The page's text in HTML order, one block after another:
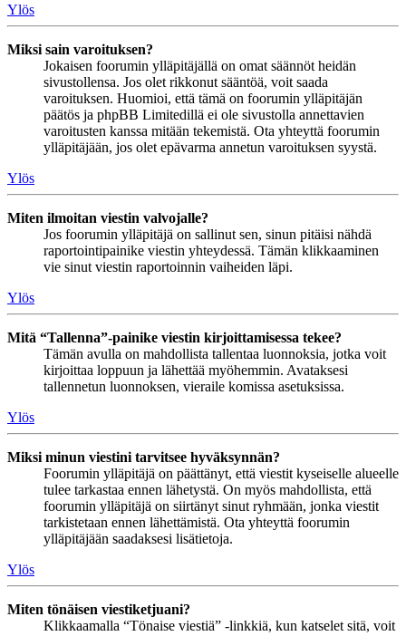
Ylös
Miksi sain varoituksen?
Jokaisen foorumin ylläpitäjällä on omat säännöt heidän
sivustollensa. Jos olet rikkonut sääntöä, voit saada
varoituksen. Huomioi, että tämä on foorumin ylläpitäjän
päätös ja phpBB Limitedillä ei ole sivustolla annettavien
varoitusten kanssa mitään tekemistä. Ota yhteyttä foorumin
ylläpitäjään, jos olet epävarma annetun varoituksen syystä.
Ylös
Miten ilmoitan viestin valvojalle?
Jos foorumin ylläpitäjä on sallinut sen, sinun pitäisi nähdä
raportointipainike viestin yhteydessä. Tämän klikkaaminen
vie sinut viestin raportoinnin vaiheiden läpi.
Ylös
Mitä “Tallenna”-painike viestin kirjoittamisessa tekee?
Tämän avulla on mahdollista tallentaa luonnoksia, jotka voit
kirjoittaa loppuun ja lähettää myöhemmin. Avataksesi
tallennetun luonnoksen, vieraile komissa asetuksissa.
Ylös
Miksi minun viestini tarvitsee hyväksynnän?
Foorumin ylläpitäjä on päättänyt, että viestit kyseiselle alueelle
tulee tarkastaa ennen lähetystä. On myös mahdollista, että
foorumin ylläpitäjä on siirtänyt sinut ryhmään, jonka viestit
tarkistetaan ennen lähettämistä. Ota yhteyttä foorumin
ylläpitäjään saadaksesi lisätietoja.
Ylös
Miten tönäisen viestiketjuani?
Klikkaamalla “Tönaise viestiä” -linkkiä, kun katselet sitä, voit